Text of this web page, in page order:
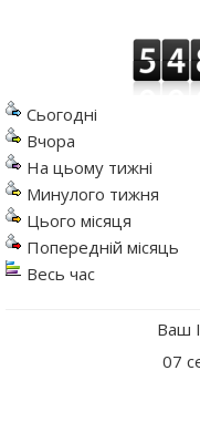
Сьогодні
Вчора
На цьому тижні
Минулого тижня
Цього місяця
Попередній місяць
Весь час
Ваш
07